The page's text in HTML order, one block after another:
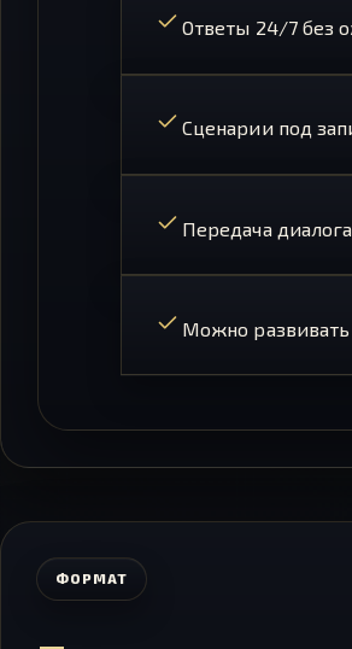
Ответы 24/7 без
Сценарии под
Передача
Можно
ФОРМАТ